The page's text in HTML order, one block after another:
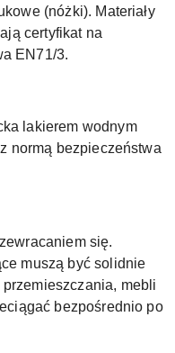
(nóżki). Materiały
certyfikat na
EN71/3.
lakierem wodnym
normą bezpieczeństwa
się.
muszą być solidnie
mebli
bezpośrednio po